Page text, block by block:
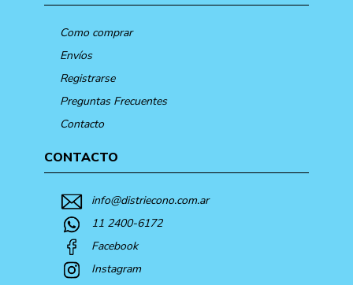
Como comprar
Envíos
Registrarse
Preguntas Frecuentes
Contacto
CONTACTO
info@distriecono.com.ar
11 2400-6172
Facebook
Instagram